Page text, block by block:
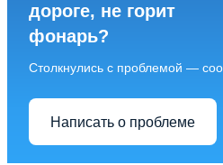
дороге, не горит
фонарь?
Столкнулись с проблемой —
Написать о проблеме